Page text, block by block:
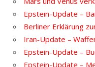
Epstein-Update –
Berliner Erklärung
Iran-Update –
Epstein-Update –
Epstein-Update –